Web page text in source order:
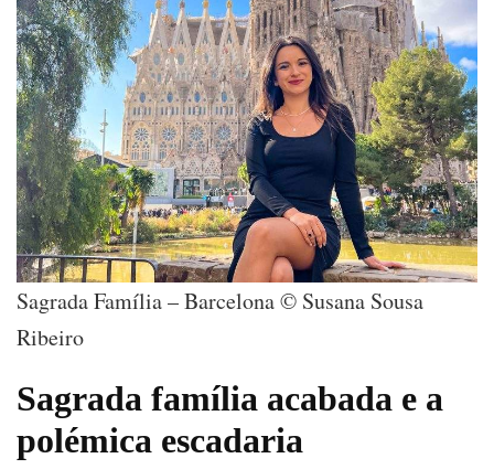
Sagrada Família – Barcelona © Susana Sousa
Ribeiro
Sagrada família acabada e a
polémica escadaria